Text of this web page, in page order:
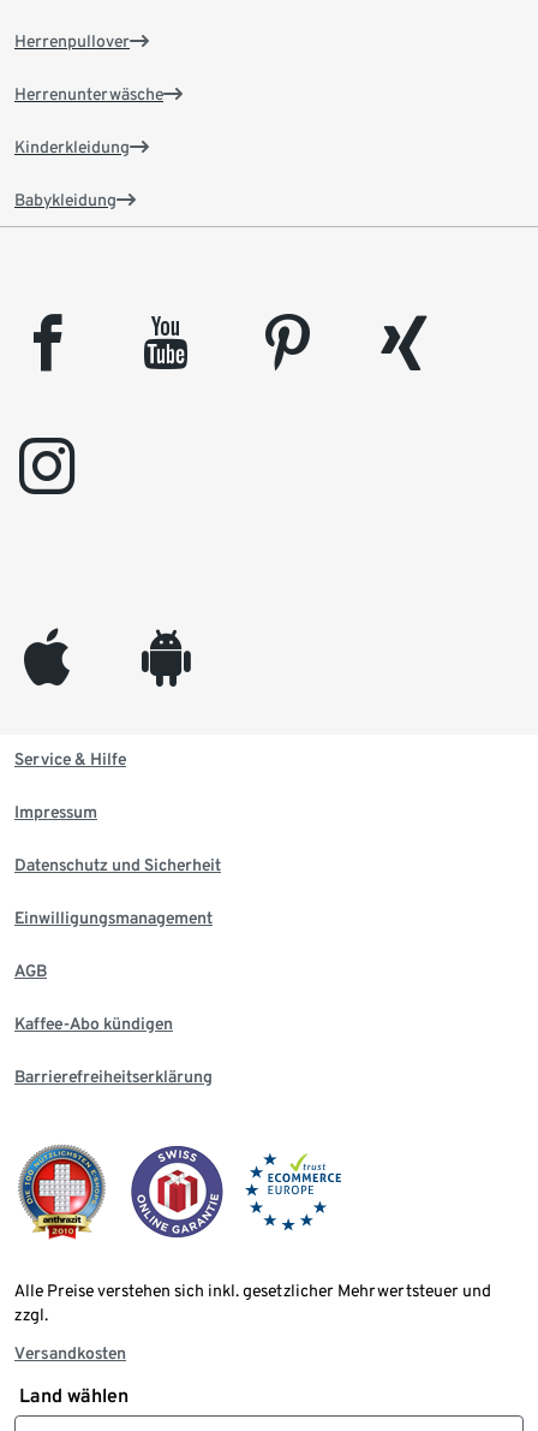
Herrenpullover
Herrenunterwäsche
Kinderkleidung
Babykleidung
facebook youtube pinterest
xing
instagram
appleinc android
Service & Hilfe
Impressum
Datenschutz und Sicherheit
Einwilligungsmanagement
AGB
Kaffee-Abo kündigen
Barrierefreiheitserklärung
Alle Preise verstehen sich inkl. gesetzlicher Mehrwertsteuer und
zzgl.
Versandkosten
Land wählen